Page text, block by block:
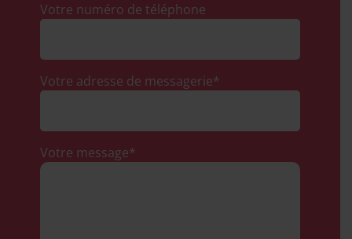
Votre numéro de téléphone
Votre adresse de messagerie*
Votre message*